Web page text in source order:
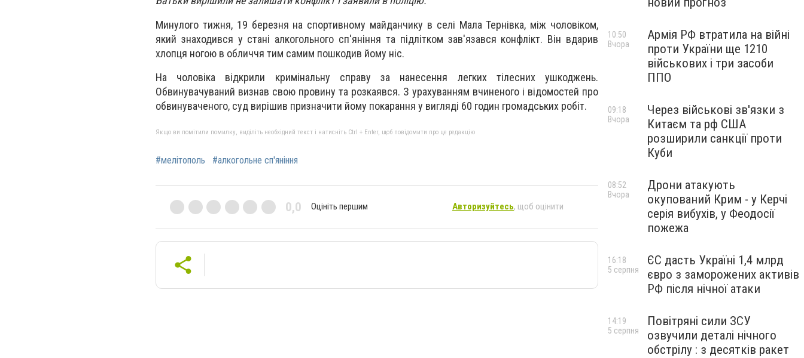
Минулого тижня, 19 березня на спортивному майданчику в селі Мала Тернівка, між чоловіком,
який знаходився у стані алкогольного сп'яніння та підлітком зав'язався конфлікт. Він вдарив
хлопця ногою в обличчя тим самим пошкодив йому ніс.
На чоловіка відкрили кримінальну справу за нанесення легких тілесних ушкоджень.
Обвинувачуваний визнав свою провину та розкаявся. З урахуванням вчиненого і відомостей про
обвинуваченого, суд вирішив призначити йому покарання у вигляді 60 годин громадських робіт.
Якщо ви помітили помилку, виділіть необхідний текст і натисніть Ctrl + Enter, щоб повідомити про це редакцію
#мелітополь #алкогольне сп'яніння
0,0 Оцініть першим Авторизуйтесь, щоб оцінити
Армія РФ втратила на війні
проти України ще 1210
військових і три засоби
ППО
10:50
Вчора
Через військові зв'язки з
Китаєм та рф США
розширили санкції проти
Куби
09:18
Вчора
Дрони атакують
окупований Крим - у Керчі
серія вибухів, у Феодосії
пожежа
08:52
Вчора
ЄС дасть Україні 1,4 млрд
євро з заморожених активів
РФ після нічної атаки
16:18
5 серпня
Повітряні сили ЗСУ
озвучили деталі нічного
обстрілу : з десятків ракет
14:19
5 серпня